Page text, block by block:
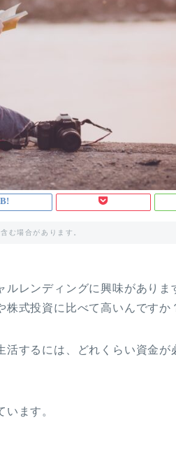
む場合があります。
レンディングに興味がありま
式投資に比べて高いんですか
するには、どれくらい資金が
ます。